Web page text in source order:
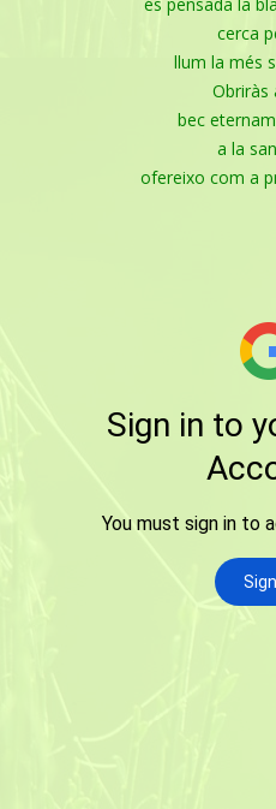
cerca
llum la més
Obriràs
bec
a la
ofereixo com a